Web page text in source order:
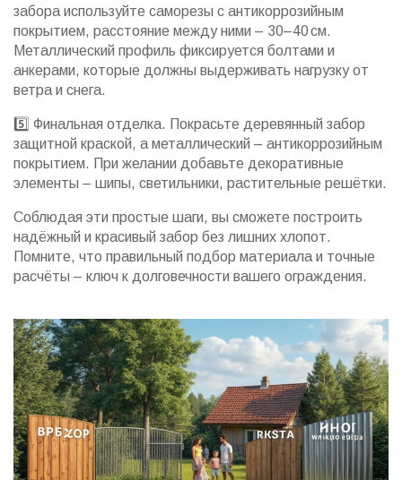
забора используйте саморезы с антикоррозийным
покрытием, расстояние между ними – 30–40 см.
Металлический профиль фиксируется болтами и
анкерами, которые должны выдерживать нагрузку от
ветра и снега.
5️⃣ Финальная отделка. Покрасьте деревянный забор
защитной краской, а металлический – антикоррозийным
покрытием. При желании добавьте декоративные
элементы – шипы, светильники, растительные решётки.
Соблюдая эти простые шаги, вы сможете построить
надёжный и красивый забор без лишних хлопот.
Помните, что правильный подбор материала и точные
расчёты – ключ к долговечности вашего ограждения.